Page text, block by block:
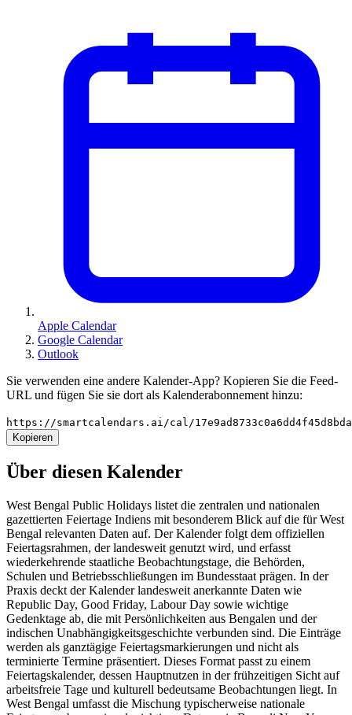
Apple Calendar
Google Calendar
Outlook
Sie verwenden eine andere Kalender-App? Kopieren Sie die Feed-
URL und fügen Sie sie dort als Kalenderabonnement hinzu:
https://smartcalendars.ai/cal/
Kopieren
Über diesen Kalender
West Bengal Public Holidays listet die zentralen und nationalen
gazettierten Feiertage Indiens mit besonderem Blick auf die für West
Bengal relevanten Daten auf. Der Kalender folgt dem offiziellen
Feiertagsrahmen, der landesweit genutzt wird, und erfasst
wiederkehrende staatliche Beobachtungstage, die Behörden,
Schulen und Betriebsschließungen im Bundesstaat prägen. In der
Praxis deckt der Kalender landesweit anerkannte Daten wie
Republic Day, Good Friday, Labour Day sowie wichtige
Gedenktage ab, die mit Persönlichkeiten aus Bengalen und der
indischen Unabhängigkeitsgeschichte verbunden sind. Die Einträge
werden als ganztägige Feiertagsmarkierungen und nicht als
terminierte Termine präsentiert. Dieses Format passt zu einem
Feiertagskalender, dessen Hauptnutzen in der frühzeitigen Sicht auf
arbeitsfreie Tage und kulturell bedeutsame Beobachtungen liegt. In
West Bengal umfasst die Mischung typischerweise nationale